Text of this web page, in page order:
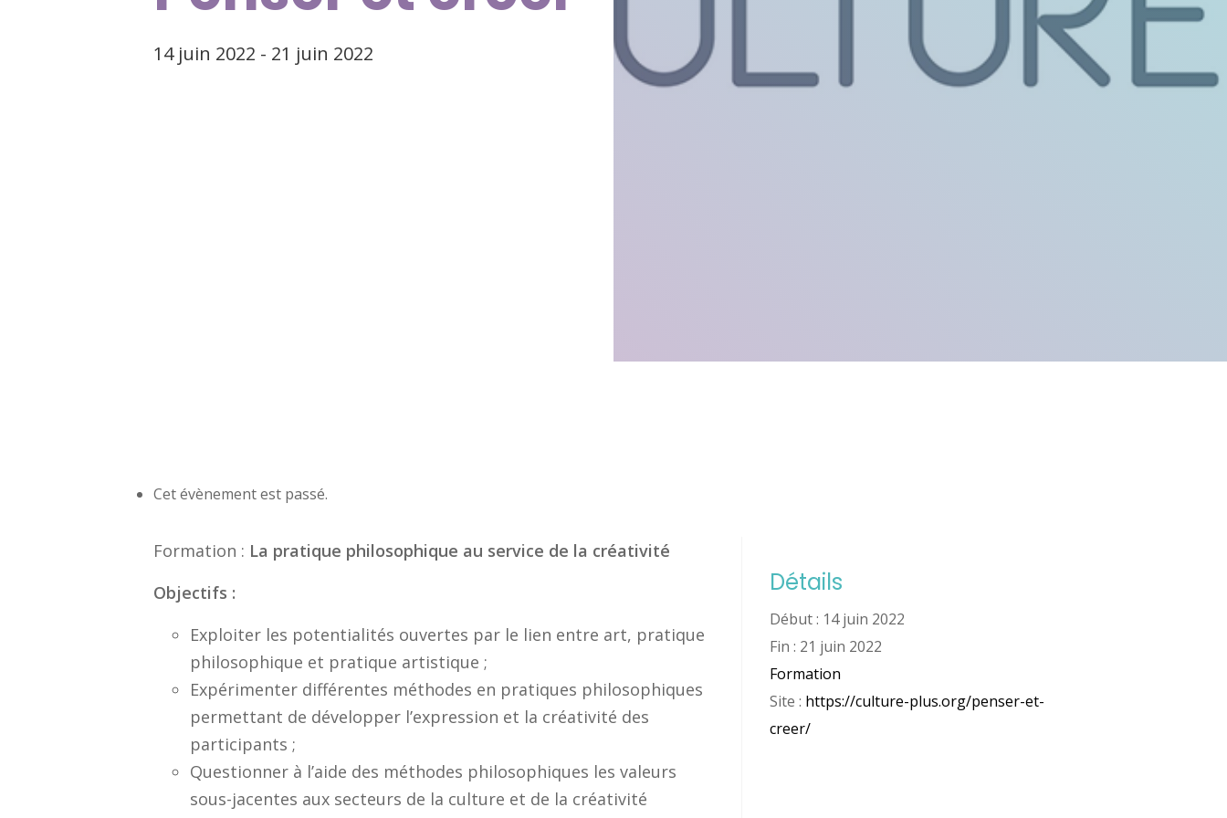
14 juin 2022 - 21 juin 2022
Cet évènement est passé.
Formation : La pratique philosophique au service de la créativité
Objectifs :
Exploiter les potentialités ouvertes par le lien entre art, pratique
philosophique et pratique artistique ;
Expérimenter différentes méthodes en pratiques philosophiques
permettant de développer l’expression et la créativité des
participants ;
Questionner à l’aide des méthodes philosophiques les valeurs
sous-jacentes aux secteurs de la culture et de la créativité
Détails
Début : 14 juin 2022
Fin : 21 juin 2022
Formation
Site : https://culture-plus.org/penser-et-
creer/